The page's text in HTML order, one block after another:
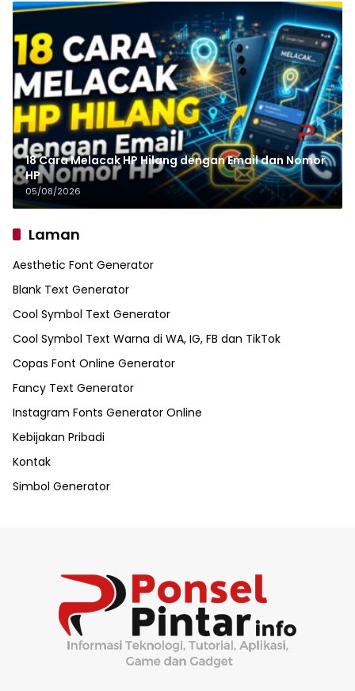
18 Cara Melacak HP Hilang dengan Email dan Nomor
HP
05/08/2026
Laman
Aesthetic Font Generator
Blank Text Generator
Cool Symbol Text Generator
Cool Symbol Text Warna di WA, IG, FB dan TikTok
Copas Font Online Generator
Fancy Text Generator
Instagram Fonts Generator Online
Kebijakan Pribadi
Kontak
Simbol Generator